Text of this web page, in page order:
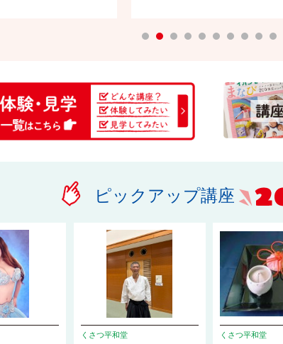
ピックアップ講座
くさつ平和堂 くさつ平和堂